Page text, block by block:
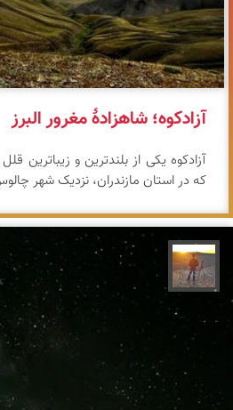
آزادکوه؛ شاهزادهٔ مغرور البرز
آزادکوه یکی از بلندترین و زیباترین
که در استان مازندران، نزدیک شهر
مهدی مخلصیان